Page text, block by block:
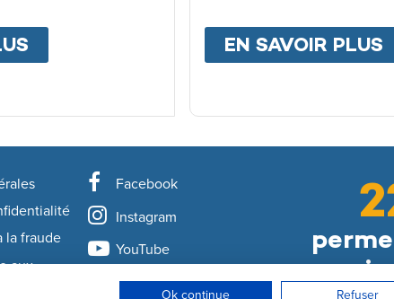
COLLECTER DES FONDS
EN SAVOIR PLUS
la fraude
aux
Facebook
Instagram
YouTube
LinkedIn
nourrir
Ok continue Refuser